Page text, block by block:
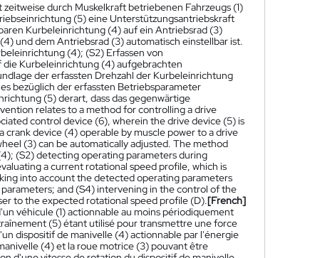
durch Muskelkraft betriebenen Fahrzeugs (1)
(5) eine Unterstützungsantriebskraft
Kurbeleinrichtung (4) auf ein Antriebsrad (3)
und dem Antriebsrad (3) automatisch einstellbar ist.
(4); (S2) Erfassen von
die Kurbeleinrichtung (4) aufgebrachten
der erfassten Drehzahl der Kurbeleinrichtung
bezüglich der erfassten Betriebsparameter
(5) derart, dass das gegenwärtige
relates to a method for controlling a drive
control device (6), wherein the drive device (5) is
device (4) operable by muscle power to a drive
(3) can be automatically adjusted. The method
(S2) detecting operating parameters during
a current rotational speed profile, which is
into account the detected operating parameters
and (S4) intervening in the control of the
to the expected rotational speed profile (D).[French]
véhicule (1) actionnable au moins périodiquement
(5) étant utilisé pour transmettre une force
dispositif de manivelle (4) actionnable par l'énergie
(4) et la roue motrice (3) pouvant être